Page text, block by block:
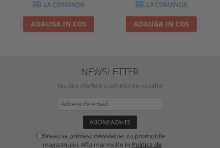
LA COMANDA
ADAUGA IN COS
LA COMANDA
ADAUGA IN COS
NEWSLETTER
Nu rata ofertele si promotiile noastre
Vreau sa primesc newsletter cu promotiile
magazinului. Afla mai multe in Politica de